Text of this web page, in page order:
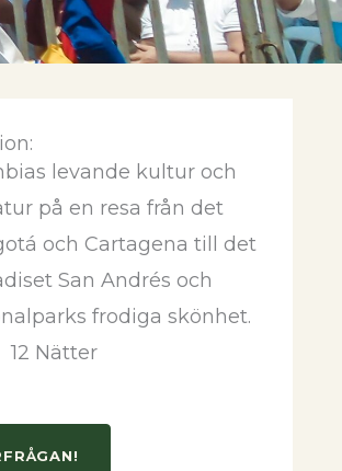
3-4*
B3 Virrey
Hotel Casa
levande kultur och
på en resa från det
och Cartagena till det
San Andrés och
frodiga skönhet.
12 Nätter